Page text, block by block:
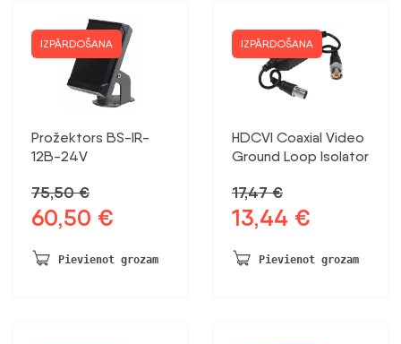
IZPĀRDOŠANA
Prožektors BS-IR-
12B-24V
75,50€
Sākotnējā
cena
bija:
60,50 €
ir:
Pievienot grozam
IZPĀRDOŠANA
HDCVI Coaxial Video
Ground Loop Isolator
17,47€
Sākotnējā
cena
bija:
13,44 €
ir:
Pievienot grozam